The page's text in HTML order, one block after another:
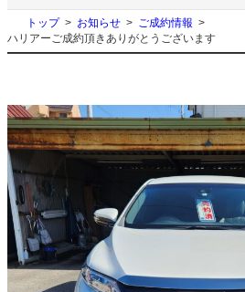
トップ お知らせ
ご成約情報
ハリアーご成約頂きありがとうございます